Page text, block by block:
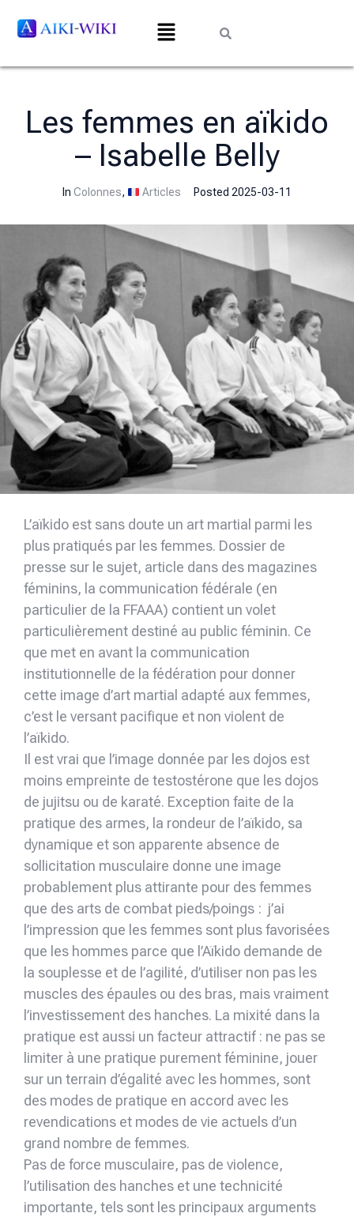
Les femmes en aïkido
– Isabelle Belly
InColonnes, Articles Posted 2025-03-11
L’aïkido est sans doute un art martial parmi les
plus pratiqués par les femmes. Dossier de
presse sur le sujet, article dans des magazines
féminins, la communication fédérale (en
particulier de la FFAAA) contient un volet
particulièrement destiné au public féminin. Ce
que met en avant la communication
institutionnelle de la fédération pour donner
cette image d’art martial adapté aux femmes,
c’est le versant pacifique et non violent de
l’aïkido.
Il est vrai que l’image donnée par les dojos est
moins empreinte de testostérone que les dojos
de jujitsu ou de karaté. Exception faite de la
pratique des armes, la rondeur de l’aïkido, sa
dynamique et son apparente absence de
sollicitation musculaire donne une image
probablement plus attirante pour des femmes
que des arts de combat pieds/poings : j’ai
l’impression que les femmes sont plus favorisées
que les hommes parce que l’Aïkido demande de
la souplesse et de l’agilité, d’utiliser non pas les
muscles des épaules ou des bras, mais vraiment
l’investissement des hanches. La mixité dans la
pratique est aussi un facteur attractif : ne pas se
limiter à une pratique purement féminine, jouer
sur un terrain d’égalité avec les hommes, sont
des modes de pratique en accord avec les
revendications et modes de vie actuels d’un
grand nombre de femmes.
Pas de force musculaire, pas de violence,
l’utilisation des hanches et une technicité
importante, tels sont les principaux arguments